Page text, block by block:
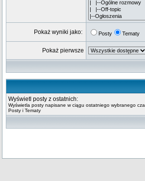
Pokaż wyniki jako: Posty Tematy
Pokaż pierwsze
Wyświetl posty z ostatnich:
Wyświetla posty napisane w ciągu ostatniego wybranego
Posty i Tematy